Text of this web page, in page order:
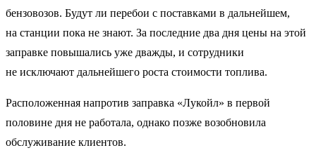
бензовозов. Будут ли перебои с поставками в дальнейшем,
на станции пока не знают. За последние два дня цены на этой
заправке повышались уже дважды, и сотрудники
не исключают дальнейшего роста стоимости топлива.
Расположенная напротив заправка «Лукойл» в первой
половине дня не работала, однако позже возобновила
обслуживание клиентов.